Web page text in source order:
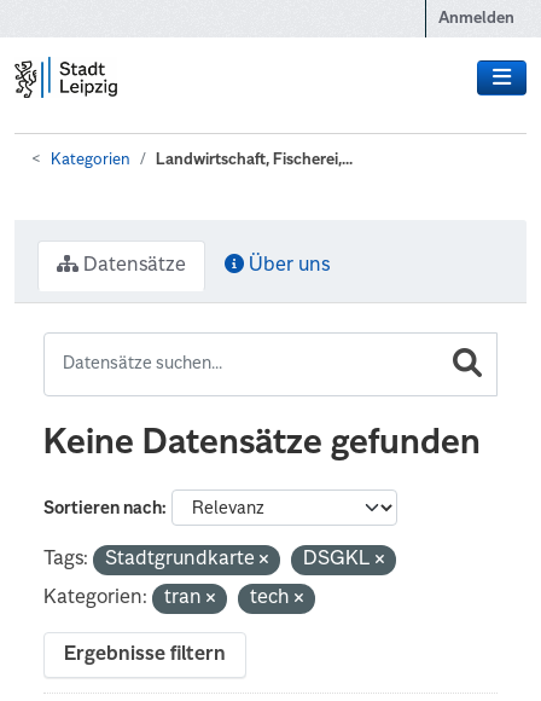
Anmelden
Kategorien Landwirtschaft, Fischerei,...
Datensätze Über uns
Keine Datensätze gefunden
Sortieren nach
Tags: Stadtgrundkarte
DSGKL
Kategorien:
tran tech
Ergebnisse filtern